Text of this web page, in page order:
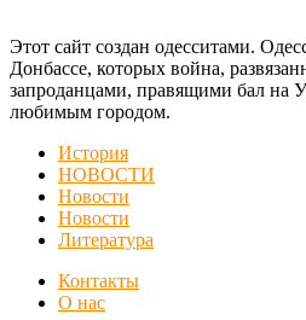
Этот сайт создан одесситами.
Донбассе, которых война,
запроданцами, правящими бал на
любимым городом.
История
НОВОСТИ
Новости
Новости
Литература
Контакты
О нас